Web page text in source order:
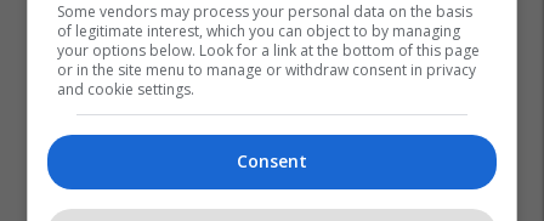
Some vendors may process your personal data on the basis
of legitimate interest, which you can object to by managing
your options below. Look for a link at the bottom of this page
or in the site menu to manage or withdraw consent in privacy
and cookie settings.
Consent